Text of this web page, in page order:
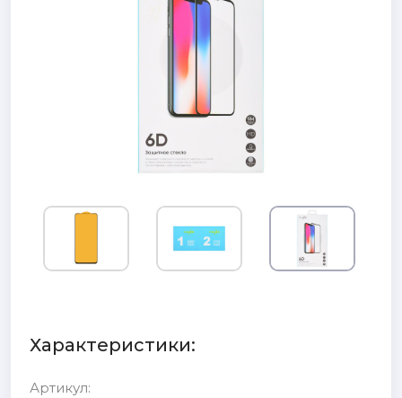
Характеристики:
Артикул: